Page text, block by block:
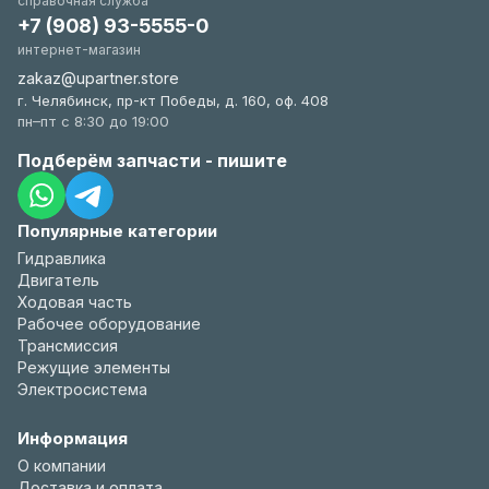
Популярные категории
Гидравлика
Двигатель
Ходовая часть
Рабочее оборудование
Трансмиссия
Режущие элементы
Электросистема
Информация
О компании
+7 (908) 93-5555-0
интернет-магазин
zakaz@upartner.store
г. Челябинск, пр-кт Победы, д. 160, оф. 408
пн–пт с 8:30 до 19:00
Подберём запчасти - пишите